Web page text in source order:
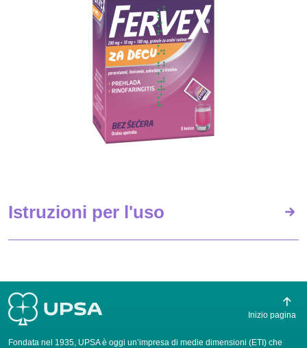
Istruzioni per l'uso
Fondata nel 1935, UPSA è oggi un’impresa di medie dimensioni (ETI) che
Inizio pagina